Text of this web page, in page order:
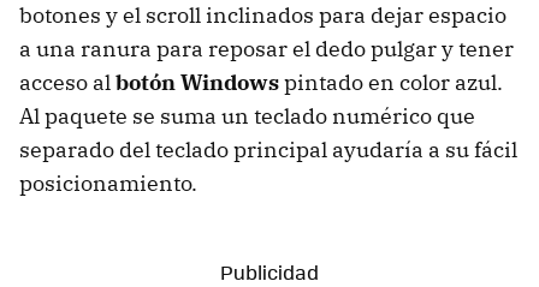
botones y el scroll inclinados para dejar espacio
a una ranura para reposar el dedo pulgar y tener
acceso albotón Windowspintado en color azul.
Al paquete se suma un teclado numérico que
separado del teclado principal ayudaría a su fácil
posicionamiento.